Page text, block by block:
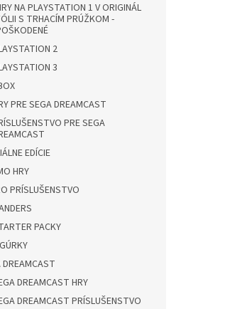
NA PLAYSTATION 1 V ORIGINÁL
S TRHACÍM PRÚŽKOM -
2
3
PRE SEGA DREAMCAST
PRE SEGA
EDÍCIE
HRY
PRÍSLUŠENSTVO
PACKY
DREAMCAST
DREAMCAST HRY
DREAMCAST PRÍSLUŠENSTVO